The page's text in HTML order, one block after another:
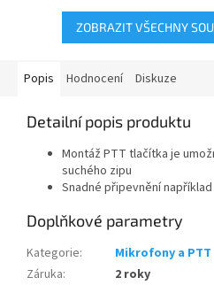
ZOBRAZIT VŠECHNY
Popis Hodnocení Diskuze
Detailní popis produktu
Montáž PTT tlačítka je
suchého zipu
Snadné připevnění
Doplňkové parametry
Kategorie:
Mikrofony a PTT
Záruka:
2 roky